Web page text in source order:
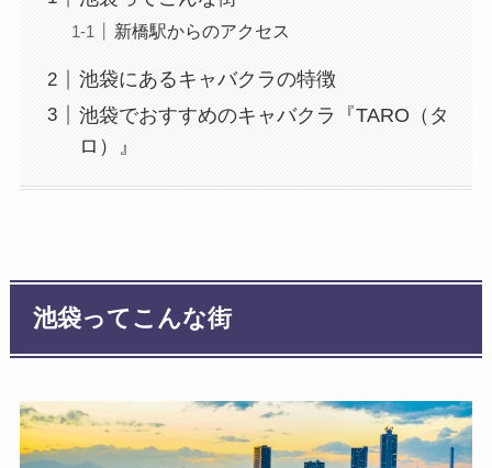
新橋駅からのアクセス
池袋にあるキャバクラの特徴
池袋でおすすめのキャバクラ『TARO（タ
ロ）』
池袋ってこんな街